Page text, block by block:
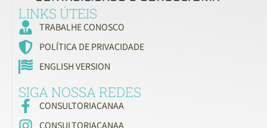
LINKS ÚTEIS
TRABALHE CONOSCO
POLÍTICA DE PRIVACIDADE
ENGLISH VERSION
SIGA NOSSA REDES
CONSULTORIACANAA
CONSULTORIACANAA